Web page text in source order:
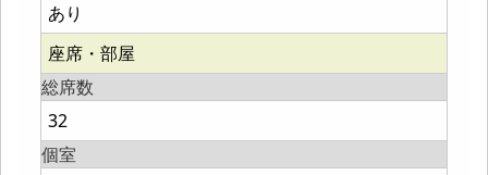
あり
座席・部屋
総席数
32
個室